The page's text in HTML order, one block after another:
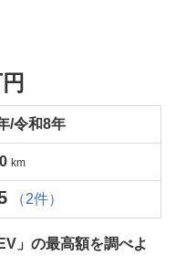
/令和8年
km
（2件）
」の最高額を調べよ